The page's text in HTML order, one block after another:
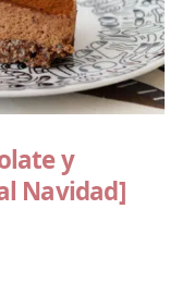
y
Navidad]